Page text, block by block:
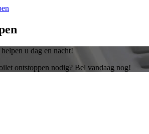
u dag en nacht!
ontstoppen nodig? Bel vandaag nog!